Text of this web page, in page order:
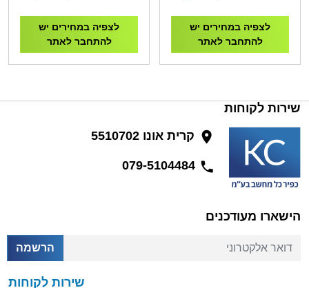
לצפיה במחירים יש
להתחבר לאתר
לצפיה במחירים יש
להתחבר לאתר
שירות לקוחות
קרית אונו 5510702
הישארו מעודכנים
דואר אלקטרוני הרשמה
שירות לקוחות